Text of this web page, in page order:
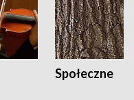
Społeczne